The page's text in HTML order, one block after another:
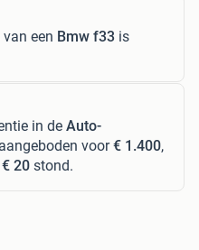
een Bmw f33 is
in de Auto-
voor€ 1.400,
€ 20 stond.